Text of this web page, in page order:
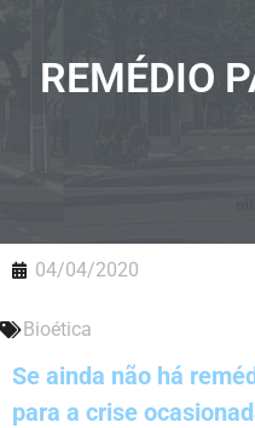
REMÉDIO
04/04/2020
Bioética
Se ainda não há
para a crise